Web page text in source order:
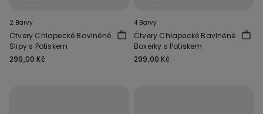
2 Barvy
Čtvery Chlapecké Bavlněné
Slipy s Potiskem
299,00 Kč
4 Barvy
Čtvery Chlapecké Bavlněné
Boxerky s Potiskem
299,00 Kč